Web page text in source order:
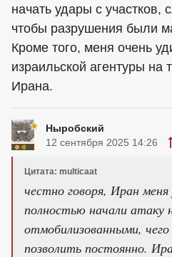
начать удары с
чтобы разрушения были
Кроме того, меня очень
израильской агентуры на
Ирана.
Ныробский
12 сентября 2025 14:26
Цитата: multicaat
честно говоря, Иран
полностью начали атаку
отмобилизованными, чего
позволить постоянно.